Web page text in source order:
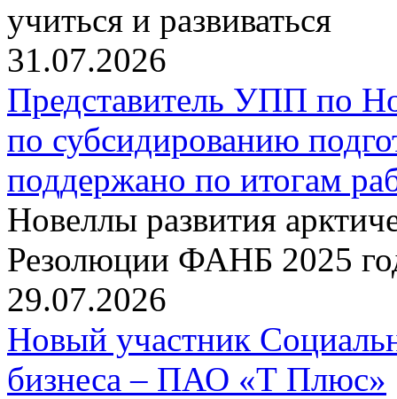
учиться и развиваться
31.07.2026
Представитель УПП по
по субсидированию
поддержано по итогам
Новеллы развития
Резолюции ФАНБ 2025
29.07.2026
Новый участник
бизнеса – ПАО «Т Плюс»